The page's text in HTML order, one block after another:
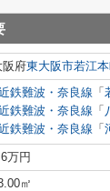
阪府東大阪市若江
鉄難波・奈良線 「
鉄難波・奈良線 「
鉄難波・奈良線 「
万円
㎡